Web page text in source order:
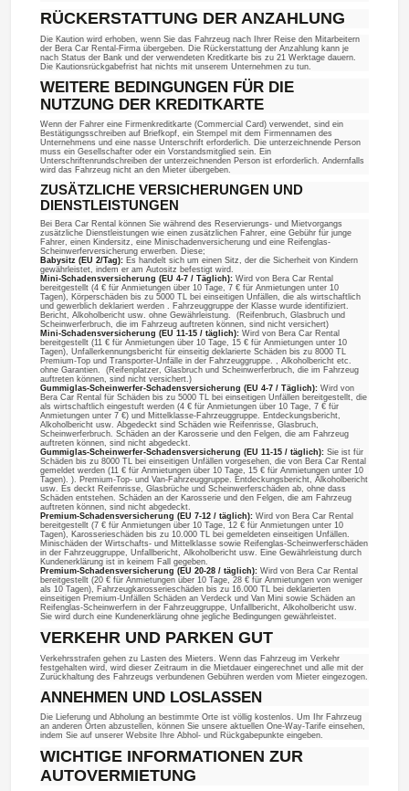
RÜCKERSTATTUNG DER ANZAHLUNG
Die Kaution wird erhoben, wenn Sie das Fahrzeug nach Ihrer Reise den Mitarbeitern
der Bera Car Rental-Firma übergeben. Die Rückerstattung der Anzahlung kann je
nach Status der Bank und der verwendeten Kreditkarte bis zu 21 Werktage dauern.
Die Kautionsrückgabefrist hat nichts mit unserem Unternehmen zu tun.
WEITERE BEDINGUNGEN FÜR DIE
NUTZUNG DER KREDITKARTE
Wenn der Fahrer eine Firmenkreditkarte (Commercial Card) verwendet, sind ein
Bestätigungsschreiben auf Briefkopf, ein Stempel mit dem Firmennamen des
Unternehmens und eine nasse Unterschrift erforderlich. Die unterzeichnende Person
muss ein Gesellschafter oder ein Vorstandsmitglied sein. Ein
Unterschriftenrundschreiben der unterzeichnenden Person ist erforderlich. Andernfalls
wird das Fahrzeug nicht an den Mieter übergeben.
ZUSÄTZLICHE VERSICHERUNGEN UND
DIENSTLEISTUNGEN
Bei Bera Car Rental können Sie während des Reservierungs- und Mietvorgangs
zusätzliche Dienstleistungen wie einen zusätzlichen Fahrer, eine Gebühr für junge
Fahrer, einen Kindersitz, eine Minischadenversicherung und eine Reifenglas-
Scheinwerferversicherung erwerben. Diese;
Babysitz (EU 2/Tag): Es handelt sich um einen Sitz, der die Sicherheit von Kindern
gewährleistet, indem er am Autositz befestigt wird.
Mini-Schadensversicherung (EU 4-7 / Täglich): Wird von Bera Car Rental
bereitgestellt (4 € für Anmietungen über 10 Tage, 7 € für Anmietungen unter 10
Tagen), Körperschäden bis zu 5000 TL bei einseitigen Unfällen, die als wirtschaftlich
und gewerblich deklariert werden . Fahrzeuggruppe der Klasse wurde identifiziert.
Bericht, Alkoholbericht usw. ohne Gewährleistung. (Reifenbruch, Glasbruch und
Scheinwerferbruch, die im Fahrzeug auftreten können, sind nicht versichert)
Mini-Schadensversicherung (EU 11-15 / täglich): Wird von Bera Car Rental
bereitgestellt (11 € für Anmietungen über 10 Tage, 15 € für Anmietungen unter 10
Tagen), Unfallerkennungsbericht für einseitig deklarierte Schäden bis zu 8000 TL
Premium-Top und Transporter-Unfälle in der Fahrzeuggruppe. , Alkoholbericht etc.
ohne Garantien. (Reifenplatzer, Glasbruch und Scheinwerferbruch, die im Fahrzeug
auftreten können, sind nicht versichert.)
Gummiglas-Scheinwerfer-Schadensversicherung (EU 4-7 / Täglich): Wird von
Bera Car Rental für Schäden bis zu 5000 TL bei einseitigen Unfällen bereitgestellt, die
als wirtschaftlich eingestuft werden (4 € für Anmietungen über 10 Tage, 7 € für
Anmietungen unter 7 €) und Mittelklasse-Fahrzeuggruppe. Entdeckungsbericht,
Alkoholbericht usw. Abgedeckt sind Schäden wie Reifenrisse, Glasbruch,
Scheinwerferbruch. Schäden an der Karosserie und den Felgen, die am Fahrzeug
auftreten können, sind nicht abgedeckt.
Gummiglas-Scheinwerfer-Schadensversicherung (EU 11-15 / täglich): Sie ist für
Schäden bis zu 8000 TL bei einseitigen Unfällen vorgesehen, die von Bera Car Rental
gemeldet werden (11 € für Anmietungen über 10 Tage, 15 € für Anmietungen unter 10
Tagen). ). Premium-Top- und Van-Fahrzeuggruppe. Entdeckungsbericht, Alkoholbericht
usw. Es deckt Reifenrisse, Glasbrüche und Scheinwerferschäden ab, ohne dass
Schäden entstehen. Schäden an der Karosserie und den Felgen, die am Fahrzeug
auftreten können, sind nicht abgedeckt.
Premium-Schadensversicherung (EU 7-12 / täglich): Wird von Bera Car Rental
bereitgestellt (7 € für Anmietungen über 10 Tage, 12 € für Anmietungen unter 10
Tagen), Karosserieschäden bis zu 10.000 TL bei gemeldeten einseitigen Unfällen.
Minischäden der Wirtschafts- und Mittelklasse sowie Reifenglas-Scheinwerferschäden
in der Fahrzeuggruppe, Unfallbericht, Alkoholbericht usw. Eine Gewährleistung durch
Kundenerklärung ist in keinem Fall gegeben.
Premium-Schadensversicherung (EU 20-28 / täglich): Wird von Bera Car Rental
bereitgestellt (20 € für Anmietungen über 10 Tage, 28 € für Anmietungen von weniger
als 10 Tagen), Fahrzeugkarosserieschäden bis zu 16.000 TL bei deklarierten
einseitigen Premium-Unfällen Schäden an Verdeck und Van Mini sowie Schäden an
Reifenglas-Scheinwerfern in der Fahrzeuggruppe, Unfallbericht, Alkoholbericht usw.
Sie wird durch eine Kundenerklärung ohne jegliche Bedingungen gewährleistet.
VERKEHR UND PARKEN GUT
Verkehrsstrafen gehen zu Lasten des Mieters. Wenn das Fahrzeug im Verkehr
festgehalten wird, wird dieser Zeitraum in die Mietdauer eingerechnet und alle mit der
Zurückhaltung des Fahrzeugs verbundenen Gebühren werden vom Mieter eingezogen.
ANNEHMEN UND LOSLASSEN
Die Lieferung und Abholung an bestimmte Orte ist völlig kostenlos. Um Ihr Fahrzeug
an anderen Orten abzustellen, können Sie unsere aktuellen One-Way-Tarife einsehen,
indem Sie auf unserer Website Ihre Abhol- und Rückgabepunkte eingeben.
WICHTIGE INFORMATIONEN ZUR
AUTOVERMIETUNG